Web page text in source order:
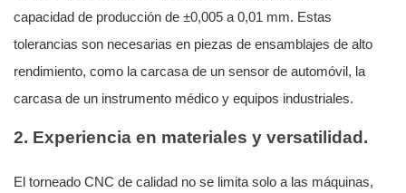
capacidad de producción de ±0,005 a 0,01 mm. Estas
tolerancias son necesarias en piezas de ensamblajes de alto
rendimiento, como la carcasa de un sensor de automóvil, la
carcasa de un instrumento médico y equipos industriales.
2. Experiencia en materiales y versatilidad.
El torneado CNC de calidad no se limita solo a las máquinas,